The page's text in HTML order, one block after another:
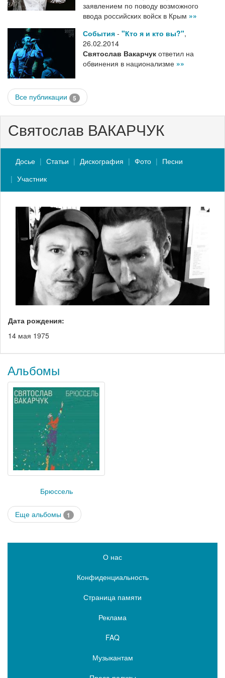
заявлением по поводу возможного
ввода российских войск в Крым »»
События - "Кто я и кто вы?",
26.02.2014
Святослав Вакарчук ответил на
обвинения в национализме »»
Все публикации 5
Святослав ВАКАРЧУК
Досье Статьи Дискография Фото
Песни
Участник
Дата рождения:
14 мая 1975
Альбомы
Брюссель
Еще альбомы 1
О нас
Конфиденциальность
Страница памяти
Реклама
FAQ
Музыкантам